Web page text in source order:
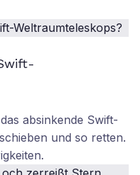
absinkende Swift-
und so retten.